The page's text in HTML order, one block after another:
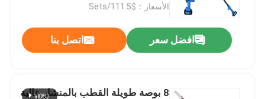
الأسعار：$111.5/Sets
افضل سعر اتصل بنا
8 بوصة طويلة القطب بالمنشار عالية